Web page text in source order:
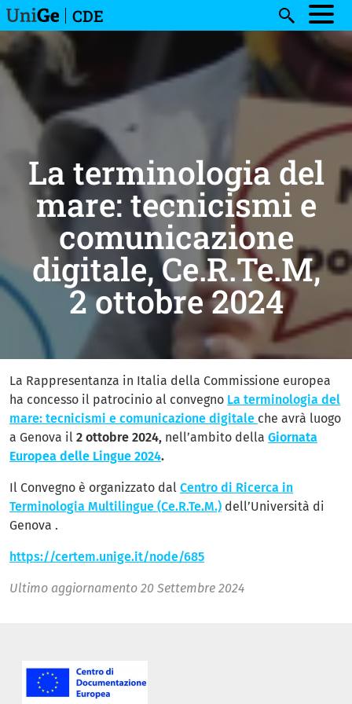
Salta al contenuto principale
CDE Search
La terminologia del
mare: tecnicismi e
comunicazione
digitale, Ce.R.Te.M,
2 ottobre 2024
La Rappresentanza in Italia della Commissione europea
ha concesso il patrocinio al convegno La terminologia del
mare: tecnicismi e comunicazione digitale che avrà luogo
a Genova il 2 ottobre 2024, nell’ambito della Giornata
Europea delle Lingue 2024.
Il Convegno è organizzato dal Centro di Ricerca in
Terminologia Multilingue (Ce.R.Te.M.) dell’Università di
Genova .
https://certem.unige.it/node/685
Ultimo aggiornamento 20 Settembre 2024